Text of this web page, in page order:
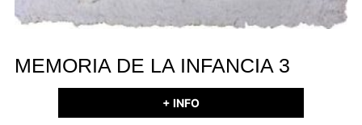
MEMORIA DE LA INFANCIA 3
+ INFO